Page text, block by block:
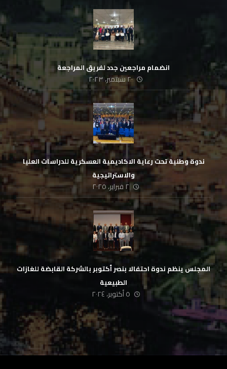
انضمام مراجعين جدد لفريق المراجعة
٢٠ سبتمبر، ٢٠٢٣
ندوة وطنية تحت رعاية الاكاديمية العسكرية للدراسات العليا
والاستراتيجية
٢ فبراير، ٢٠٢٥
المجلس ينظم ندوة احتفالا بنصر أكتوبر بالشركة القابضة للغازات
الطبيعية
٥ أكتوبر، ٢٠٢٤